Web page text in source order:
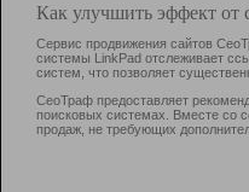
Как улучшить эффект от
Сервис продвижения сайтов
системы LinkPad отслеживает
систем, что позволяет
СеоТраф предоставляет
поисковых системах. Вместе со
продаж, не требующих